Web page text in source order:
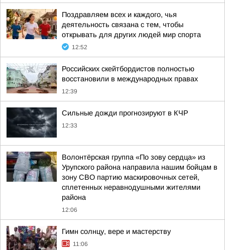
Поздравляем всех и каждого, чья
деятельность связана с тем, чтобы
открывать для других людей мир спорта
12:52
Российских скейтбордистов полностью
восстановили в международных правах
12:39
Сильные дожди прогнозируют в КЧР
12:33
Волонтёрская группа «По зову сердца» из
Урупского района направила нашим бойцам в
зону СВО партию маскировочных сетей,
сплетенных неравнодушными жителями
района
12:06
Гимн солнцу, вере и мастерству
11:06